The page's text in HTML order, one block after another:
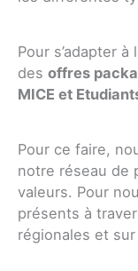
Pour s’adapter
des offres
MICE et
Pour ce faire,
notre réseau de
valeurs. Pour
présents à
régionales et